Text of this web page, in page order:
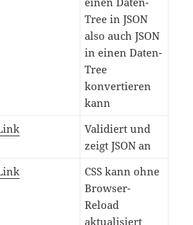
Tree in JSON
also auch JSON
in einen Daten-
Tree
konvertieren
kann
Validiert und
zeigt JSON an
CSS kann ohne
Browser-
Reload
aktualisiert